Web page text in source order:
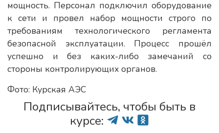
мощность. Персонал подключил оборудование
к сети и провел набор мощности строго по
требованиям технологического регламента
безопасной эксплуатации. Процесс прошёл
успешно и без каких-либо замечаний со
стороны контролирующих органов.
Фото: Курская АЭС
Подписывайтесь, чтобы быть в
курсе: